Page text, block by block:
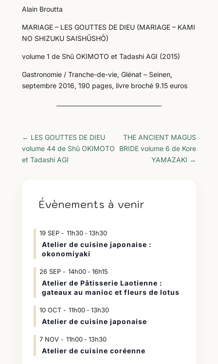
Alain Broutta
MARIAGE – LES GOUTTES DE DIEU (MARIAGE – KAMI
NO SHIZUKU SAISHÛSHÔ)
volume 1 de Shû OKIMOTO et Tadashi AGI (2015)
Gastronomie / Tranche-de-vie, Glénat – Seinen,
septembre 2016, 190 pages, livre broché 9.15 euros
← LES GOUTTES DE DIEU
volume 44 de Shû OKIMOTO
et Tadashi AGI
THE ANCIENT MAGUS
BRIDE volume 6 de Kore
YAMAZAKI →
Évènements à venir
19 SEP 11h30- 13h30
Atelier de cuisine japonaise :
okonomiyaki
26 SEP 14h00- 16h15
Atelier de Pâtisserie Laotienne :
gateaux au manioc et fleurs de lotus
10 OCT 11h00- 13h30
Atelier de cuisine japonaise
7 NOV 11h00- 13h30
Atelier de cuisine coréenne